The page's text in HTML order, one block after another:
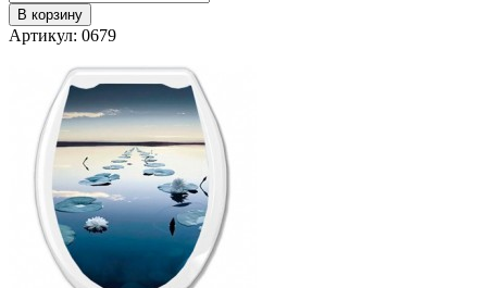
В корзину
Артикул: 0679